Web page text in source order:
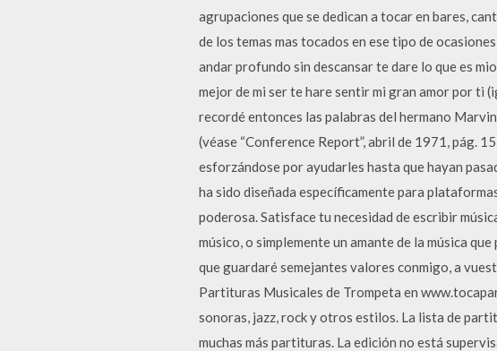
agrupaciones que se dedican a tocar en bares,
de los temas mas tocados en ese tipo de
andar profundo sin descansar te dare lo que es
mejor de mi ser te hare sentir mi gran amor por ti
recordé entonces las palabras del hermano
(véase “Conference Report”, abril de 1971, pág.
esforzándose por ayudarles hasta que hayan
ha sido diseñada específicamente para
poderosa. Satisface tu necesidad de escribir
músico, o simplemente un amante de la música
que guardaré semejantes valores conmigo, a
Partituras Musicales de Trompeta en
sonoras, jazz, rock y otros estilos. La lista de
muchas más partituras. La edición no está